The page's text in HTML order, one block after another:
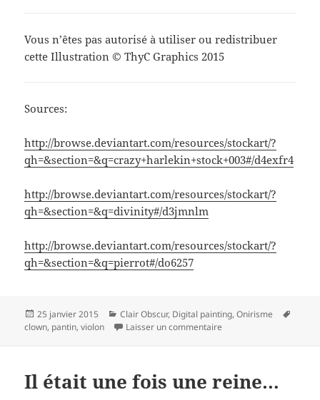
Vous n’êtes pas autorisé à utiliser ou redistribuer
cette Illustration © ThyC Graphics 2015
Sources:
http://browse.deviantart.com/resources/stockart/?
qh=&section=&q=crazy+harlekin+stock+003#/d4exfr4
http://browse.deviantart.com/resources/stockart/?
qh=&section=&q=divinity#/d3jmnlm
http://browse.deviantart.com/resources/stockart/?
qh=&section=&q=pierrot#/do6257
Publié
le
25 janvier 2015 Catégories
Clair Obscur, Digital painting,Onirisme
clown, pantin,violon Laisser un commentaire
Il était une fois une reine…